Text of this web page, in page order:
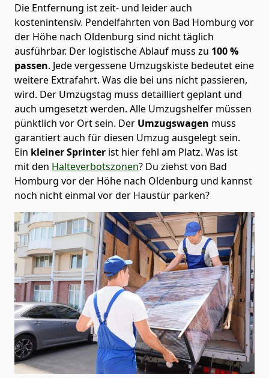
Die Entfernung ist zeit- und leider auch
kostenintensiv. Pendelfahrten von Bad Homburg vor
der Höhe nach Oldenburg sind nicht täglich
ausführbar. Der logistische Ablauf muss zu 100 %
passen. Jede vergessene Umzugskiste bedeutet eine
weitere Extrafahrt. Was die bei uns nicht passieren,
wird. Der Umzugstag muss detailliert geplant und
auch umgesetzt werden. Alle Umzugshelfer müssen
pünktlich vor Ort sein. Der Umzugswagen muss
garantiert auch für diesen Umzug ausgelegt sein.
Ein kleiner Sprinter ist hier fehl am Platz. Was ist
mit den Halteverbotszonen? Du ziehst von Bad
Homburg vor der Höhe nach Oldenburg und kannst
noch nicht einmal vor der Haustür parken?